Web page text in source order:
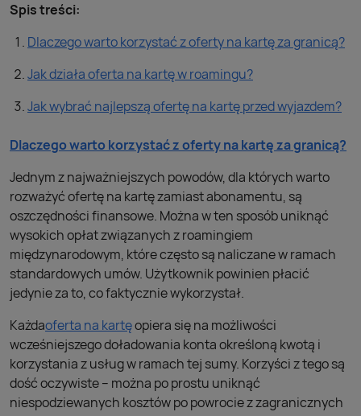
Spis treści:
Dlaczego warto korzystać z oferty na kartę za granicą?
Jak działa oferta na kartę w roamingu?
Jak wybrać najlepszą ofertę na kartę przed wyjazdem?
Dlaczego warto korzystać z oferty na kartę za granicą?
Jednym z najważniejszych powodów, dla których warto
rozważyć ofertę na kartę zamiast abonamentu, są
oszczędności finansowe. Można w ten sposób uniknąć
wysokich opłat związanych z roamingiem
międzynarodowym, które często są naliczane w ramach
standardowych umów. Użytkownik powinien płacić
jedynie za to, co faktycznie wykorzystał.
Każdaoferta na kartęopiera się na możliwości
wcześniejszego doładowania konta określoną kwotą i
korzystania z usług w ramach tej sumy. Korzyści z tego są
dość oczywiste – można po prostu uniknąć
niespodziewanych kosztów po powrocie z zagranicznych